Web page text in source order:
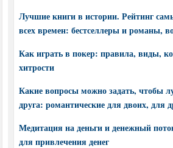
Лучшие книги в истории. Рейтинг
всех времен: бестселлеры и романы,
Как играть в покер: правила, виды,
хитрости
Какие вопросы можно задать, чтобы
друга: романтические для двоих, для
Медитация на деньги и денежный
для привлечения денег